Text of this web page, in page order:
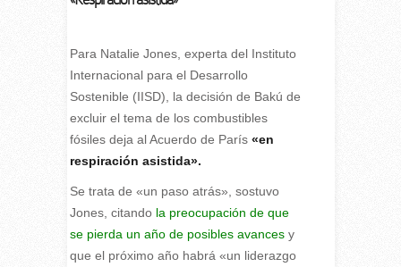
Para Natalie Jones, experta del Instituto
Internacional para el Desarrollo
Sostenible (IISD), la decisión de Bakú de
excluir el tema de los combustibles
fósiles deja al Acuerdo de París «en
respiración asistida».
Se trata de «un paso atrás», sostuvo
Jones, citandola preocupación de que
se pierda un año de posibles avancesy
que el próximo año habrá «un liderazgo